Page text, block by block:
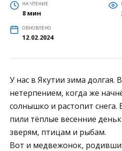
НА ЧТЕНИЕ
8 мин
ОБНОВЛЕНО
12.02.2024
У нас в Якутии зима долгая.
нетерпением, ко­гда же
солнышко и растопит
пили тёплые весенние
зверям, птицам и рыбам.
Вот и медвежонок,